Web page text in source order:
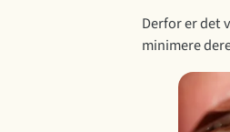
Derfor er det
minimere